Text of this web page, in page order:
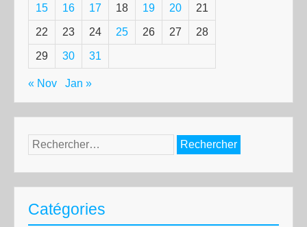
15 16 17 18 19 20 21
22 23 24 25 26 27 28
29 30 31
« Nov Jan »
Rechercher :
Catégories